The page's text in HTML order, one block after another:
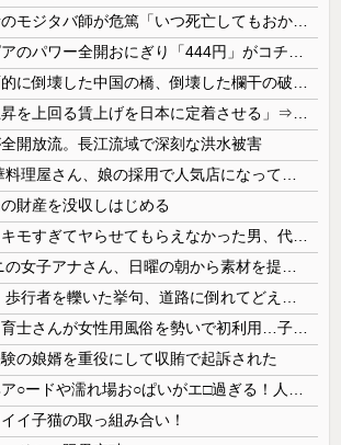
開放流。長江流域で深刻な洪水被害
財産を没収しはじめる
の娘婿を重役にして収賄で起訴された
イ子猫の取っ組み合い！